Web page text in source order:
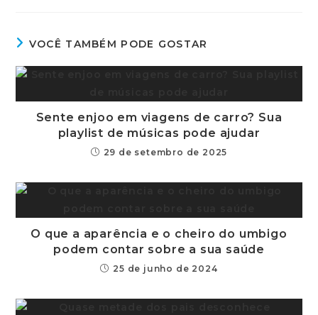
VOCÊ TAMBÉM PODE GOSTAR
Sente enjoo em viagens de carro? Sua
playlist de músicas pode ajudar
29 de setembro de 2025
O que a aparência e o cheiro do umbigo
podem contar sobre a sua saúde
25 de junho de 2024